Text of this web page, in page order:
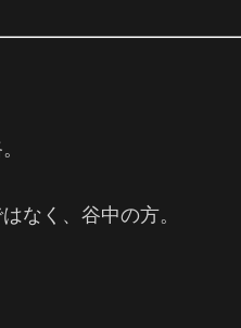
なく、谷中の方。